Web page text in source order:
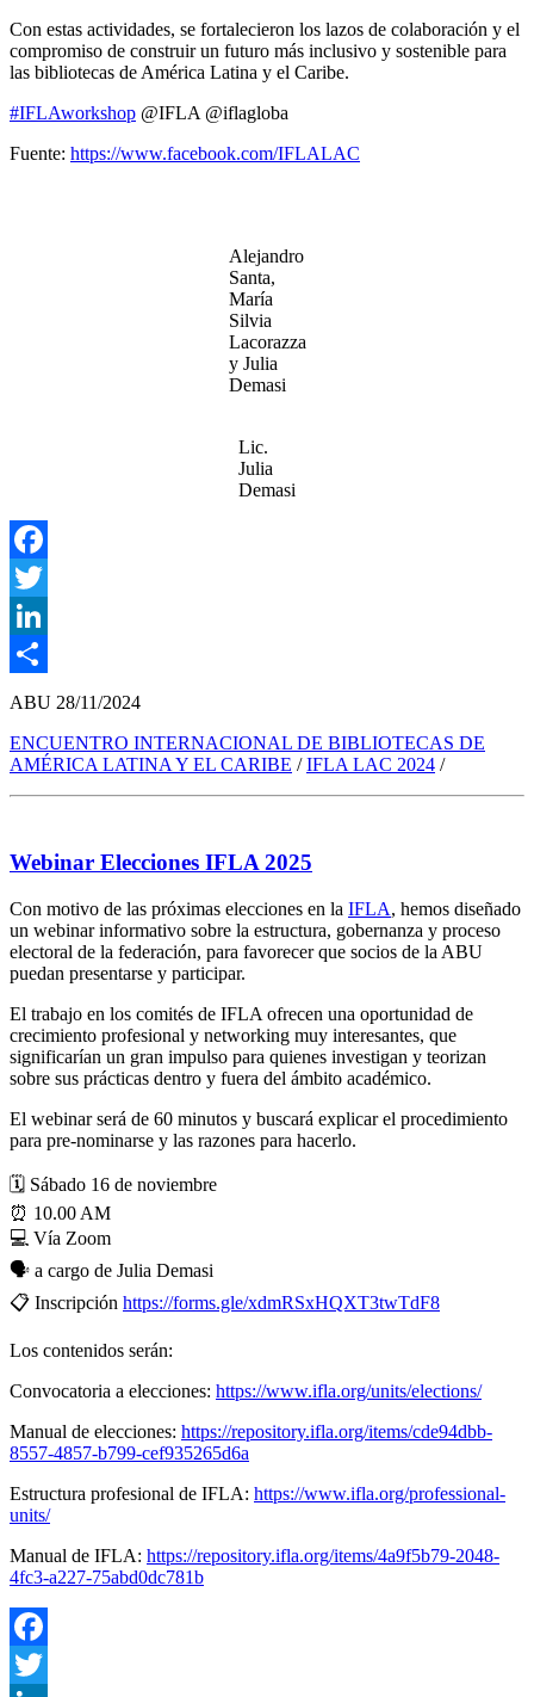
Con estas actividades, se fortalecieron los lazos de colaboración y el
compromiso de construir un futuro más inclusivo y sostenible para
las bibliotecas de América Latina y el Caribe.
#IFLAworkshop @IFLA @iflagloba
Fuente: https://www.facebook.com/IFLALAC
Alejandro
Santa,
María
Silvia
Lacorazza
y Julia
Demasi
Lic.
Julia
Demasi
Facebook
Twitter
LinkedIn
Compartir
ABU 28/11/2024
ENCUENTRO INTERNACIONAL DE BIBLIOTECAS DE
AMÉRICA LATINA Y EL CARIBE /IFLA LAC 2024 /
Webinar Elecciones IFLA 2025
Con motivo de las próximas elecciones en la IFLA, hemos diseñado
un webinar informativo sobre la estructura, gobernanza y proceso
electoral de la federación, para favorecer que socios de la ABU
puedan presentarse y participar.
El trabajo en los comités de IFLA ofrecen una oportunidad de
crecimiento profesional y networking muy interesantes, que
significarían un gran impulso para quienes investigan y teorizan
sobre sus prácticas dentro y fuera del ámbito académico.
El webinar será de 60 minutos y buscará explicar el procedimiento
para pre-nominarse y las razones para hacerlo.
🗓️ Sábado 16 de noviembre
⏰ 10.00 AM
💻 Vía Zoom
🗣️ a cargo de Julia Demasi
📋 Inscripción https://forms.gle/xdmRSxHQXT3twTdF8
Los contenidos serán:
Convocatoria a elecciones: https://www.ifla.org/units/elections/
Manual de elecciones: https://repository.ifla.org/items/cde94dbb-
8557-4857-b799-cef935265d6a
Estructura profesional de IFLA: https://www.ifla.org/professional-
units/
Manual de IFLA: https://repository.ifla.org/items/4a9f5b79-2048-
4fc3-a227-75abd0dc781b
Facebook